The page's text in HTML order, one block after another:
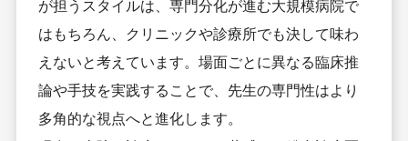
が担うスタイルは、専門分化が進む大規模病院で
はもちろん、クリニックや診療所でも決して味わ
えないと考えています。場面ごとに異なる臨床推
論や手技を実践することで、先生の専門性はより
多角的な視点へと進化します。